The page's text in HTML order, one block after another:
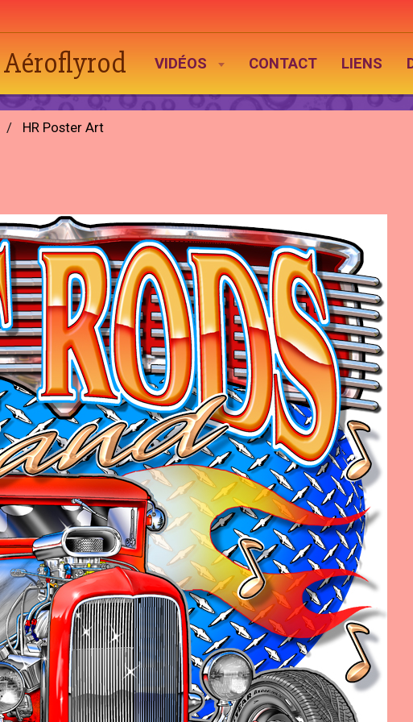
Aéroflyrod VIDÉOS CONTACT LIENS
HR Poster Art